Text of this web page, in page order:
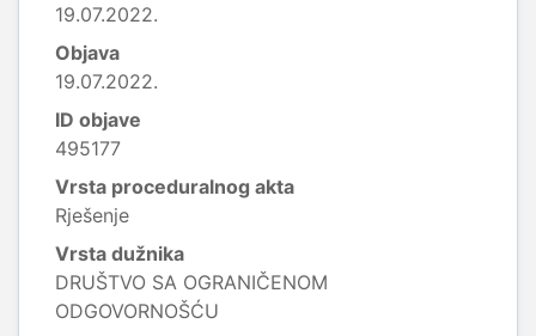
19.07.2022.
Objava
19.07.2022.
ID objave
495177
Vrsta proceduralnog akta
Rješenje
Vrsta dužnika
DRUŠTVO SA OGRANIČENOM
ODGOVORNOŠĆU